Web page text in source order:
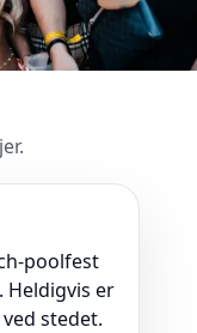
poolfest
Heldigvis er
stedet.